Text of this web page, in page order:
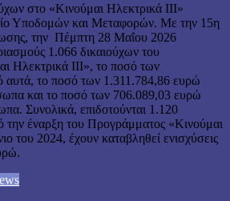
στο «Κινούμαι Ηλεκτρικά ΙΙΙ»
Υποδομών και Μεταφορών. Με την 15η
την Πέμπτη 28 Μαΐου 2026
1.066 δικαιούχων του
Ηλεκτρικά ΙΙΙ», το ποσό των
το ποσό των 1.311.784,86 ευρώ
και το ποσό των 706.089,03 ευρώ
Συνολικά, επιδοτούνται 1.120
την έναρξη του Προγράμματος «Κινούμαι
του 2024, έχουν καταβληθεί ενισχύσεις